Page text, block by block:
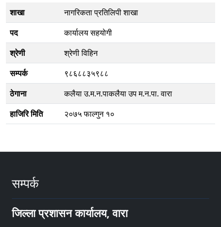
शाखा
नागरिकता प्रतिलिपी शाखा
पद
कार्यालय सहयोगी
श्रेणी
श्रेणी विहिन
सम्पर्क
९८६८८३५९८८
ठेगाना
कलैया उ.म.न.पाकलैया उप म.न.पा. वारा
हाजिरि मिति
२०७५ फाल्गुन १०
सम्पर्क
जिल्ला प्रशासन कार्यालय, वारा